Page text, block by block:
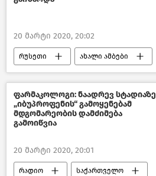
20 მარტი 2020, 20:02
რუსეთი ახალი ამბები
ფარმაკოლოგი: ნაადრევ სტადიაზე
„იბუპროფენის“ გამოყენებამ
მდგომარეობის დამძიმება
გამოიწვია
20 მარტი 2020, 20:01
რადიო საქართველო